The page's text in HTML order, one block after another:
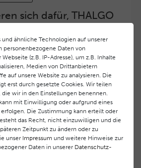
sich dafür, THALGO
und Depositär zu
und ein exzellentes Markenimage
oberste Priorität.
möchten wir ein
und gleichzeitig eine
Behandlungs- und Serviceleistung
haben wir ein selektives
THALGO COSMETICPartner
wirtschaftlich unterstützt,
eine stets gleichbleibend hohe
und ein innovatives Produkt- und
geboten wird.
ähnliche Technologien auf unserer
personenbezogene Daten von
(z.B. IP-Adresse), um z.B. Inhalte
Medien von Drittanbietern
auf unsere Website zu analysieren. Die
erst durch gesetzte Cookies. Wir teilen
wir in den Einstellungen benennen.
mit Einwilligung oder aufgrund eines
Die Zustimmung kann erteilt oder
das Recht, nicht einzuwilligen und die
Zeitpunkt zu ändern oder zu
unser Impressum und weitere Hinweise zur
Daten in unserer Daten­schutz­